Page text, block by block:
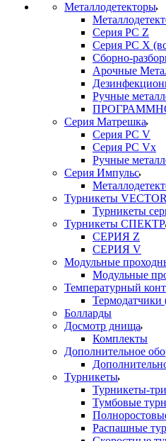
Металлодетекторы
Серия РС Z
Серия РС X
Сборно-
Арочные
Ручные
Серия Матрешка
Серия PC V
Серия PC Vx
Ручные
Серия Импульс
Турникеты VECTOR
Турникеты
Турникеты СПЕКТР
СЕРИЯ Z
СЕРИЯ V
Модульные
Модульные
Температурный
Термодатчики
Болларды
Досмотр днища
Комплекты
Дополнительное
Турникеты
Турникеты-
Тумбовые
Распашные